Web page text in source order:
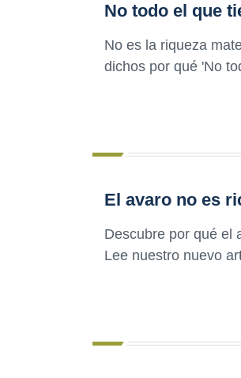
No todo el que
No es la riqueza
dichos por qué 'No
El avaro no es
Descubre por qué el
Lee nuestro nuevo